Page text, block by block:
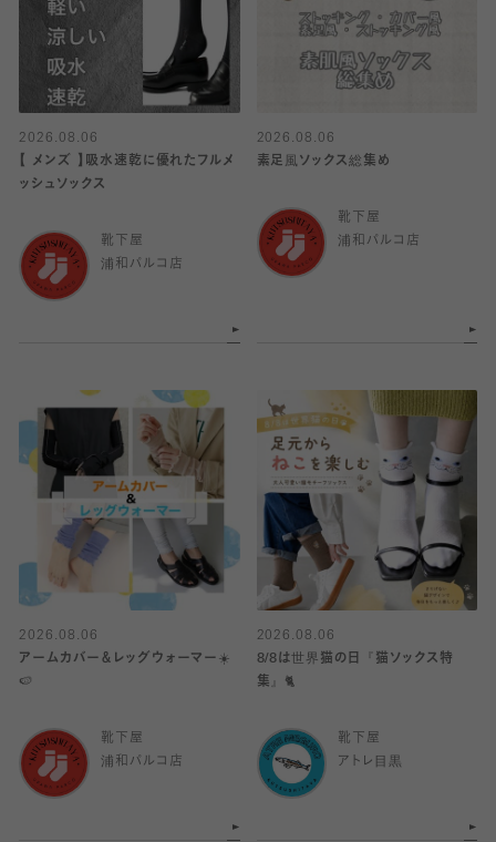
2026.08.06
【 メンズ 】吸水速乾に優れたフルメ
ッシュソックス
靴下屋
浦和パルコ店
2026.08.06
素足風ソックス総集め
靴下屋
浦和パルコ店
2026.08.06
アームカバー＆レッグウォーマー☀️
🍉
靴下屋
浦和パルコ店
2026.08.06
8/8は世界猫の日『猫ソックス特
集』🐈
靴下屋
アトレ目黒